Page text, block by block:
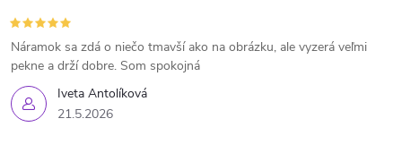
Iveta Antolíková
21.5.2026
Náramok sa zdá o niečo tmavší ako na obrázku, ale vyzerá veľmi
pekne a drží dobre. Som spokojná